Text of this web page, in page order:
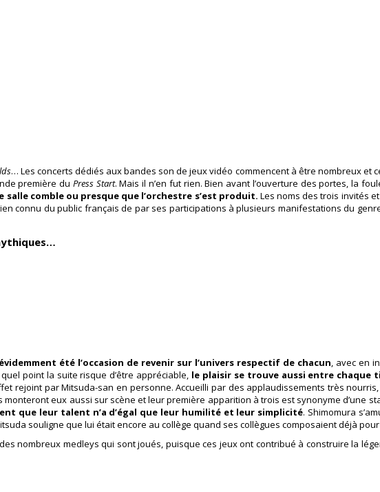
… Les concerts dédiés aux bandes son de jeux vidéo commencent à être nombreux
première du Press Start. Mais il n’en fut rien. Bien avant l’ouverture des portes, la
salle comble ou presque que l’orchestre s’est produit. Les noms des trois invités
connu du public français de par ses participations à plusieurs manifestations du
été l’occasion de revenir sur l’univers respectif de chacun , avec en
point la suite risque d’être appréciable, le plaisir se trouve aussi entre chaque
rejoint par Mitsuda-san en personne. Accueilli par des applaudissements très
eux aussi sur scène et leur première apparition à trois est synonyme d’une
que leur talent n’a d’égal que leur humilité et leur simplicité. Shimomura
souligne que lui était encore au collège quand ses collègues composaient déjà
nombreux medleys qui sont joués, puisque ces jeux ont contribué à construire la